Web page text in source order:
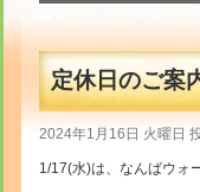
定休日のご
2024年1月16日 火曜日
1/17(水)は、なんばウォ